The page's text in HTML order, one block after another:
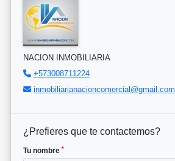
NACION INMOBILIARIA
+573008711224
inmobiliarianacioncomercial@gmail.com
¿Prefieres que te contactemos?
Tu nombre *